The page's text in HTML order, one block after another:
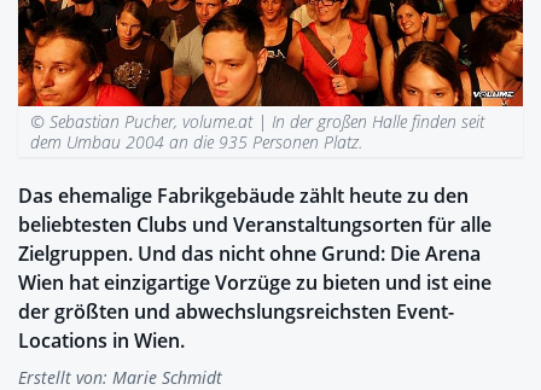
© Sebastian Pucher, volume.at | In der großen Halle finden seit
dem Umbau 2004 an die 935 Personen Platz.
Das ehemalige Fabrikgebäude zählt heute zu den
beliebtesten Clubs und Veranstaltungsorten für alle
Zielgruppen. Und das nicht ohne Grund: Die Arena
Wien hat einzigartige Vorzüge zu bieten und ist eine
der größten und abwechslungsreichsten Event-
Locations in Wien.
Erstellt von: Marie Schmidt